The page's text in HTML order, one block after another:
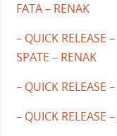
FATA – RENAK
– QUICK RELEASE
SPATE – RENAK
– QUICK RELEASE
– QUICK RELEASE